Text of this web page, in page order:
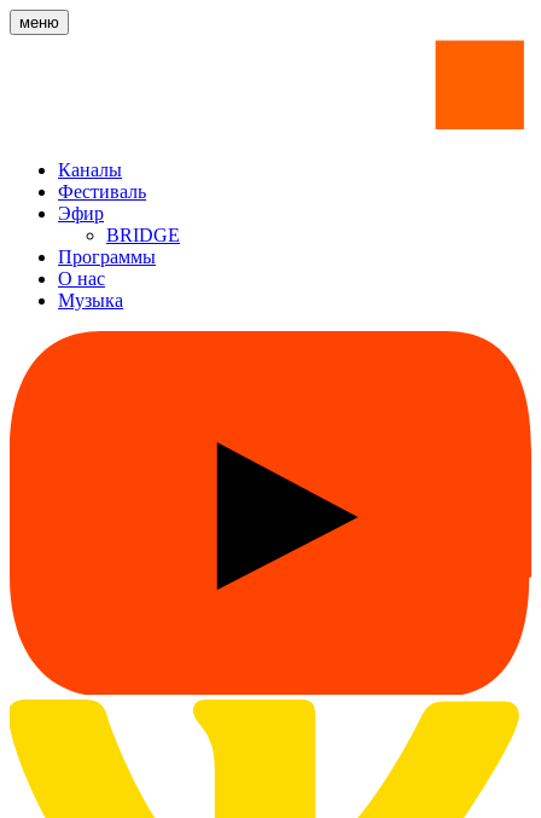
меню
Каналы
Фестиваль
Эфир
BRIDGE
Программы
О нас
Музыка